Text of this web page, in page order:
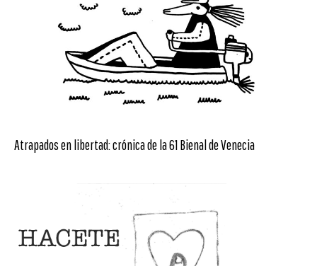
Atrapados en libertad: crónica de la 61 Bienal de Venecia